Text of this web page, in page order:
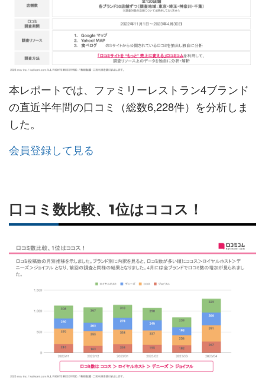
本レポートでは、ファミリーレストラン4ブランド
の直近半年間の口コミ（総数6,228件）を分析しま
した。
会員登録して見る
口コミ数比較、1位はココス！